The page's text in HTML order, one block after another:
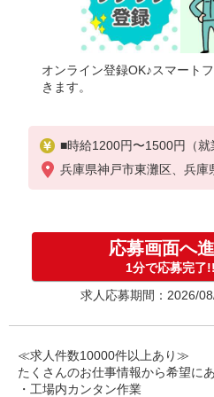
オンライン登録OK♪スマート
きます。
■時給1200円〜1500円（就
通費
兵庫県神戸市東灘区、兵庫
応募画面へ
1分で応募完了!!
求人応募期間：2026/
≪求人件数10000件以上あり≫
たくさんのお仕事情報から希望に
・工場内カンタン作業